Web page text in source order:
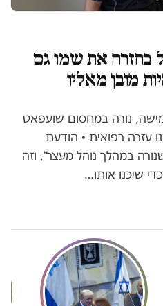
בחזרה את שמו גם
מובן מאליו
בן 47 ואב לחמישה, נורה במחסום שועפאט
עזרה רפואית • הודעת
במהלך נוהל מעצר", וזה
שיכנו אותו…